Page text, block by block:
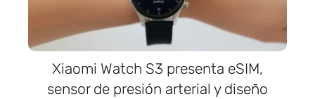
Xiaomi Watch S3 presenta eSIM,
sensor de presión arterial y diseño